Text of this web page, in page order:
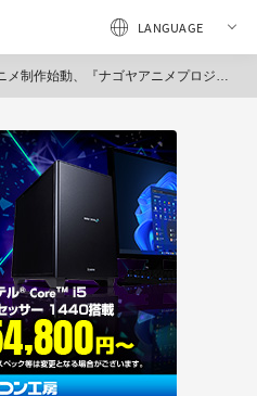
アニメプロジェクト』無料動画配信サービス「Chuun」で5月11日スタート（中京テレビ放送）